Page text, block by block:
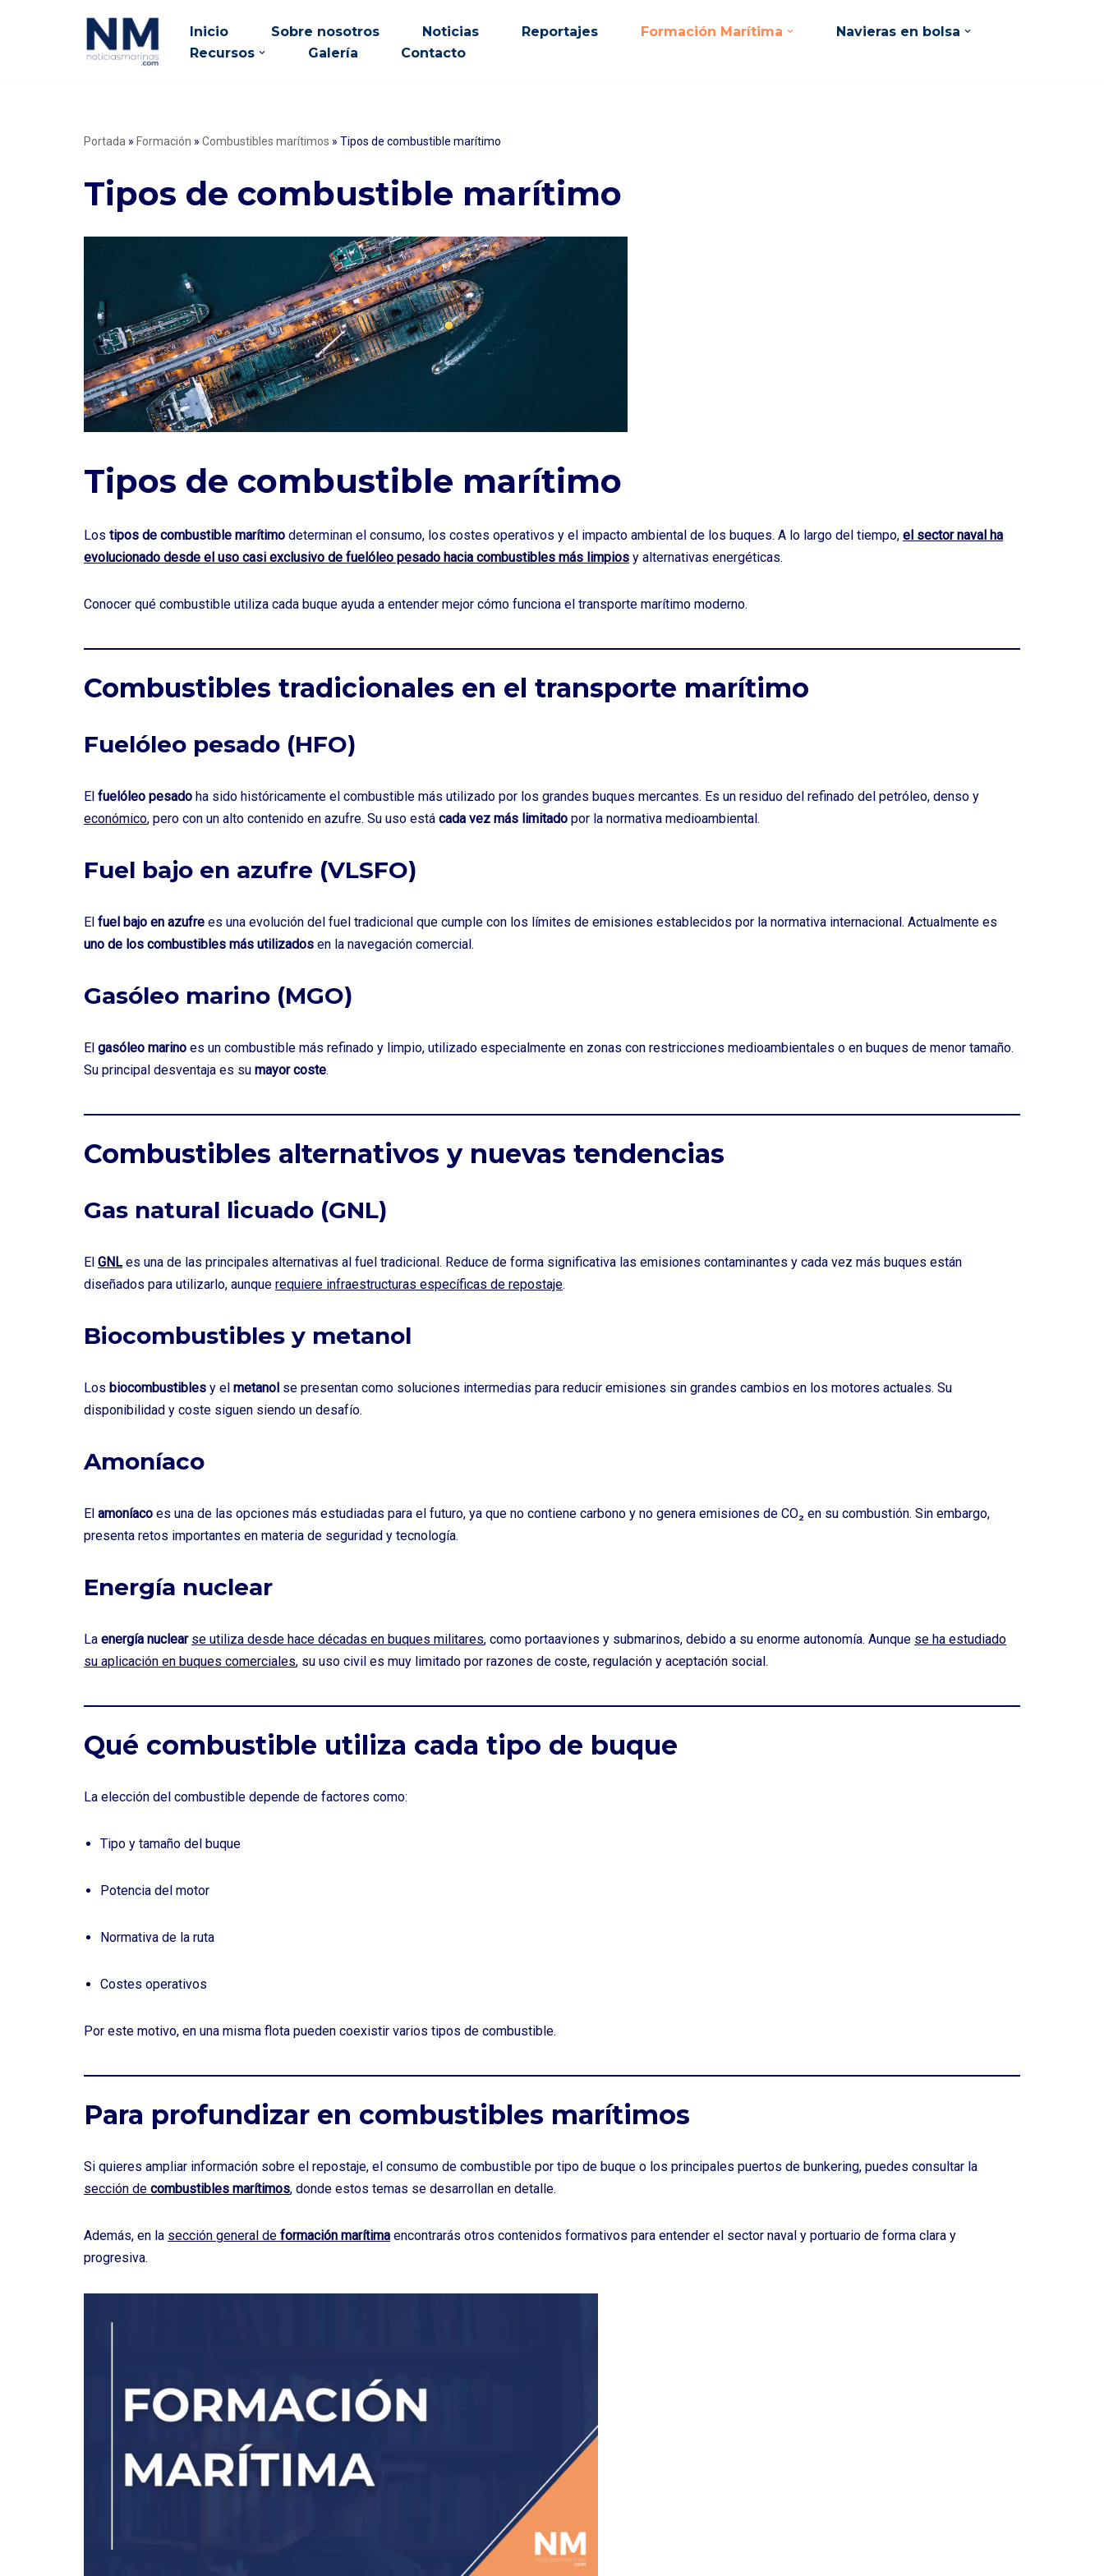
Inicio Sobre nosotros Noticias Reportajes Formación Marítima
Navieras en bolsa
Recursos
Galería Contacto
Portada » Formación » Combustibles marítimos » Tipos de combustible marítimo
Tipos de combustible marítimo
Tipos de combustible marítimo
Los tipos de combustible marítimo determinan el consumo, los costes operativos y el impacto ambiental de los buques. A lo largo del tiempo, el sector naval ha
evolucionado desde el uso casi exclusivo de fuelóleo pesado hacia combustibles más limpios y alternativas energéticas.
Conocer qué combustible utiliza cada buque ayuda a entender mejor cómo funciona el transporte marítimo moderno.
Combustibles tradicionales en el transporte marítimo
Fuelóleo pesado (HFO)
El fuelóleo pesado ha sido históricamente el combustible más utilizado por los grandes buques mercantes. Es un residuo del refinado del petróleo, denso y
económico, pero con un alto contenido en azufre. Su uso está cada vez más limitado por la normativa medioambiental.
Fuel bajo en azufre (VLSFO)
El fuel bajo en azufre es una evolución del fuel tradicional que cumple con los límites de emisiones establecidos por la normativa internacional. Actualmente es
uno de los combustibles más utilizados en la navegación comercial.
Gasóleo marino (MGO)
El gasóleo marino es un combustible más refinado y limpio, utilizado especialmente en zonas con restricciones medioambientales o en buques de menor tamaño.
Su principal desventaja es su mayor coste.
Combustibles alternativos y nuevas tendencias
Gas natural licuado (GNL)
El GNLes una de las principales alternativas al fuel tradicional. Reduce de forma significativa las emisiones contaminantes y cada vez más buques están
diseñados para utilizarlo, aunque requiere infraestructuras específicas de repostaje.
Biocombustibles y metanol
Los biocombustibles y el metanol se presentan como soluciones intermedias para reducir emisiones sin grandes cambios en los motores actuales. Su
disponibilidad y coste siguen siendo un desafío.
Amoníaco
El amoníaco es una de las opciones más estudiadas para el futuro, ya que no contiene carbono y no genera emisiones de CO₂ en su combustión. Sin embargo,
presenta retos importantes en materia de seguridad y tecnología.
Energía nuclear
La energía nuclear se utiliza desde hace décadas en buques militares, como portaaviones y submarinos, debido a su enorme autonomía. Aunque se ha estudiado
su aplicación en buques comerciales, su uso civil es muy limitado por razones de coste, regulación y aceptación social.
Qué combustible utiliza cada tipo de buque
La elección del combustible depende de factores como:
Tipo y tamaño del buque
Potencia del motor
Normativa de la ruta
Costes operativos
Por este motivo, en una misma flota pueden coexistir varios tipos de combustible.
Para profundizar en combustibles marítimos
Si quieres ampliar información sobre el repostaje, el consumo de combustible por tipo de buque o los principales puertos de bunkering, puedes consultar la
sección de combustibles marítimos, donde estos temas se desarrollan en detalle.
Además, en la sección general de formación marítima encontrarás otros contenidos formativos para entender el sector naval y portuario de forma clara y
progresiva.